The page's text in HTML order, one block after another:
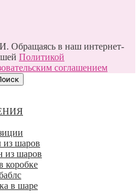
Обращаясь в наш интернет-
Политикой
соглашением
из шаров
из шаров
коробке
в шаре